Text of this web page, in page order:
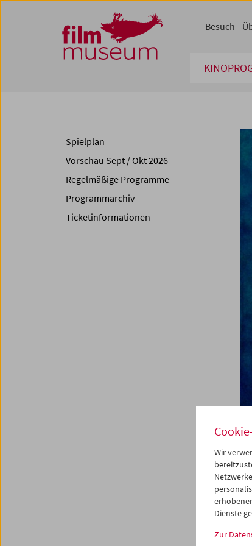
Zum Inhalt
Zum Hauptmenü
Zur Servicenavigation
Zum Suche
Besuch
Spielplan
Vorschau Sept / Okt 2026
Regelmäßige Programme
Programmarchiv
Ticketinformationen
Wir
Dienste
Zur